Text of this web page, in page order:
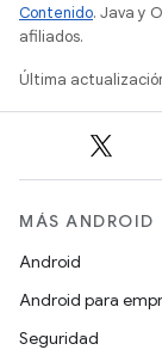
Contenido. Java y
afiliados.
Última
MÁS ANDROID
Android
Android para
Seguridad